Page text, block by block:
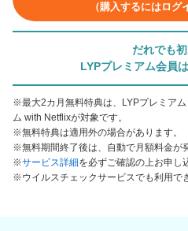
（購入するにはログ
だれでも
LYPプレミアム会員
※最大2カ月無料特典は、LYPプレミア
ム with Netflixが対象です。
※無料特典は適用外の場合があります。
※無料期間終了後は、自動で月額料金が
※サービス詳細を必ずご確認の上お申し
※ウイルスチェックサービスでも利用で